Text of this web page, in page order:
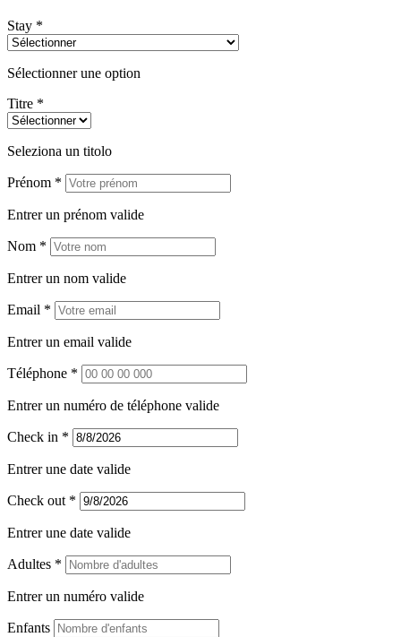
Stay *
Sélectionner une option
Titre *
Seleziona un titolo
Prénom *
Entrer un prénom valide
Nom *
Entrer un nom valide
Email *
Entrer un email valide
Téléphone *
Entrer un numéro de téléphone valide
Check in *
Entrer une date valide
Check out *
Entrer une date valide
Adultes *
Entrer un numéro valide
Enfants